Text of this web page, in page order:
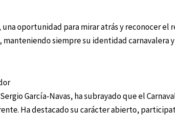
oportunidad para mirar atrás y reconocer el
manteniendo siempre su identidad carnavalera
García-Navas, ha subrayado que el
Ha destacado su carácter abierto,